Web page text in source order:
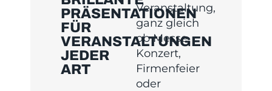
PRÄSENTATIONEN
FÜR
VERANSTALTUNGEN
JEDER
ART
Veranstaltung,
ganz gleich
ob Messe,
Konzert,
Firmenfeier
oder